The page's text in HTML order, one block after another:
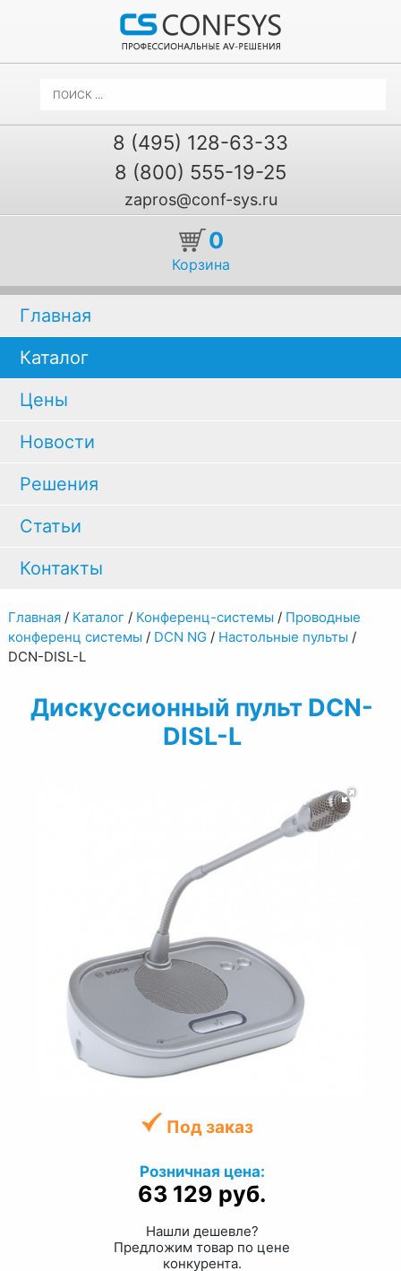
8 (495) 128-63-33
8 (800) 555-19-25
zapros@conf-sys.ru
0
Корзина
Главная
Каталог
Цены
Новости
Решения
Статьи
Контакты
Главная/ Каталог/ Конференц-системы / Проводные
конференц системы / DCN NG/ Настольные пульты /
DCN-DISL-L
Дискуссионный пульт DCN-
DISL-L
Под заказ
Розничная цена:
63 129 руб.
Нашли дешевле?
Предложим товар по цене
конкурента.